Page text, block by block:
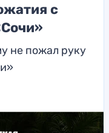
с
не пожал руку